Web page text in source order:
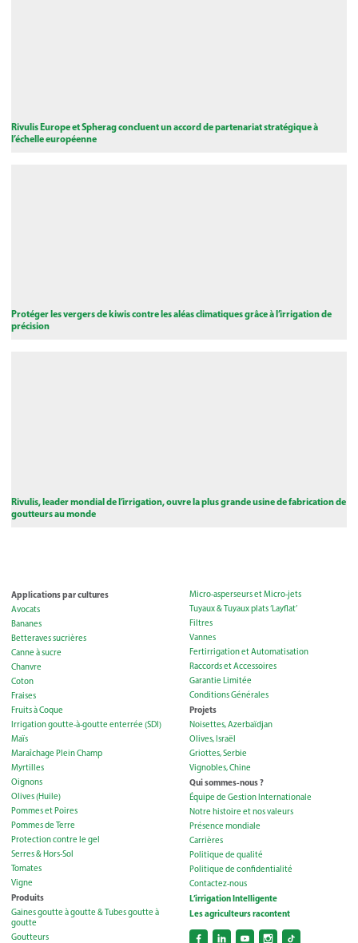
Rivulis Europe et Spherag concluent un accord de partenariat stratégique à
l’échelle européenne
Protéger les vergers de kiwis contre les aléas climatiques grâce à l’irrigation de
précision
Rivulis, leader mondial de l’irrigation, ouvre la plus grande usine de fabrication de
goutteurs au monde
Applications par cultures
Avocats
Bananes
Betteraves sucrières
Canne à sucre
Chanvre
Coton
Fraises
Fruits à Coque
Irrigation goutte-à-goutte enterrée (SDI)
Maïs
Maraîchage Plein Champ
Myrtilles
Oignons
Olives (Huile)
Pommes et Poires
Pommes de Terre
Protection contre le gel
Serres & Hors-Sol
Tomates
Vigne
Produits
Gaines goutte à goutte & Tubes goutte à
goutte
Goutteurs
Micro-asperseurs et Micro-jets
Tuyaux & Tuyaux plats ‘Layflat’
Filtres
Vannes
Fertirrigation et Automatisation
Raccords et Accessoires
Garantie Limitée
Conditions Générales
Projets
Noisettes, Azerbaïdjan
Olives, Israël
Griottes, Serbie
Vignobles, Chine
Qui sommes-nous ?
Équipe de Gestion Internationale
Notre histoire et nos valeurs
Présence mondiale
Carrières
Politique de qualité
Politique de сonfidentialité
Contactez-nous
L’irrigation Intelligente
Les agriculteurs racontent